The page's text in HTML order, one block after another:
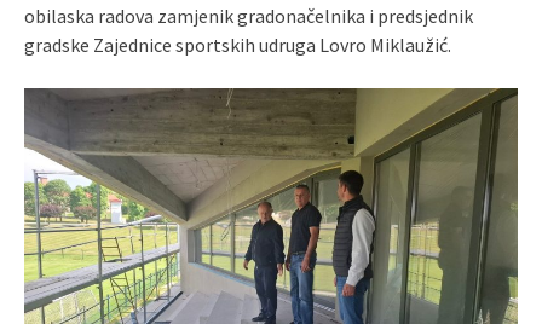
obilaska radova zamjenik gradonačelnika i predsjednik
gradske Zajednice sportskih udruga Lovro Miklaužić.